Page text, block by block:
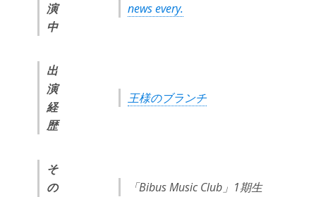
演
中
news every.
出
演
経
歴
王様のブランチ
そ
の
「Bibus Music Club」1期生